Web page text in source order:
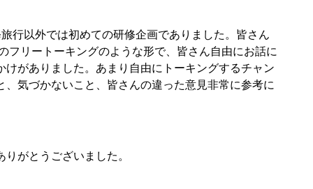
以外では初めての研修企画でありました。皆さん
リートーキングのような形で、皆さん自由にお話に
がありました。あまり自由にトーキングするチャン
気づかないこと、皆さんの違った意見非常に参考に
がとうございました。